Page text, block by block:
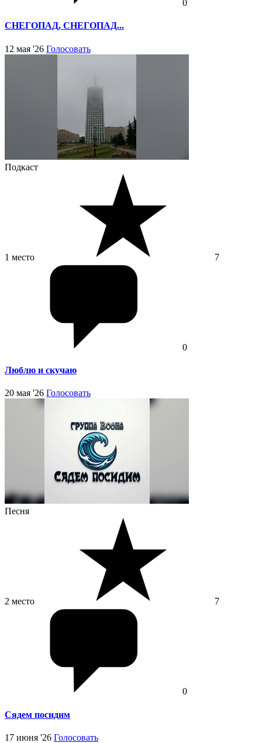
0
СНЕГОПАД, СНЕГОПАД...
12 мая '26 Голосовать
Подкаст
1 место 7
0
Люблю и скучаю
20 мая '26 Голосовать
Песня
2 место 7
0
Сядем посидим
17 июня '26 Голосовать